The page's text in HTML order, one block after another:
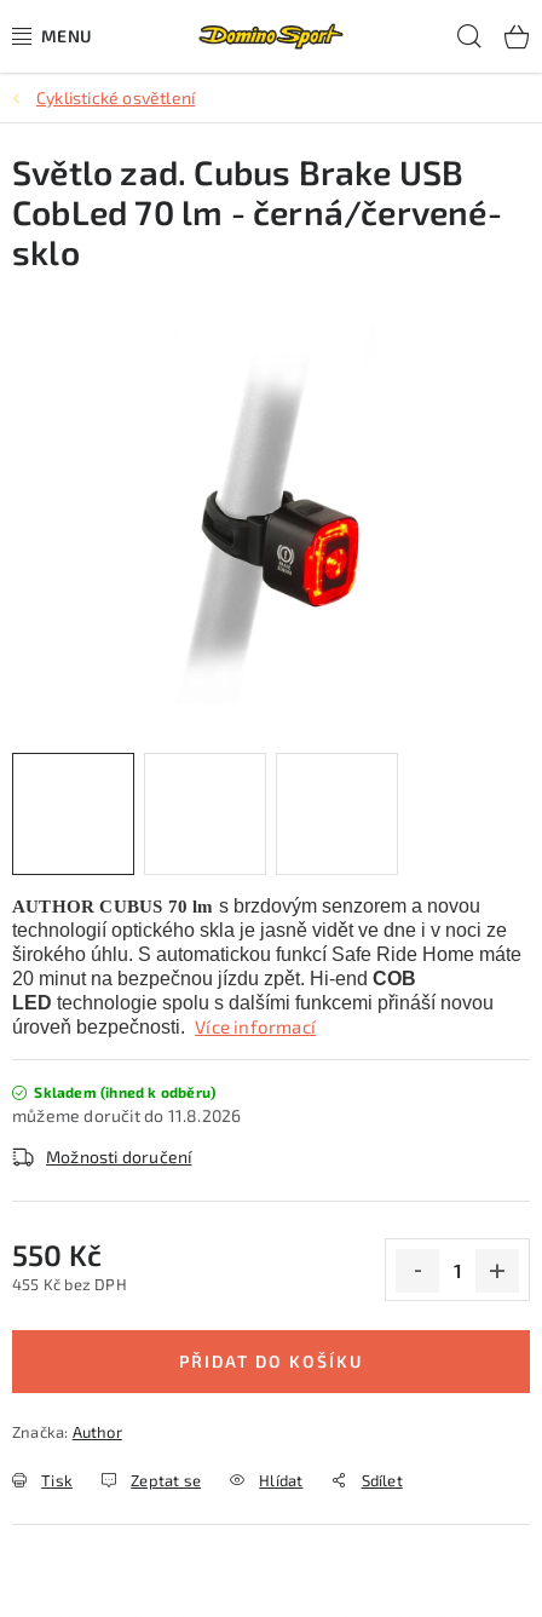
na
CYKLISTIKA
SJEZDOVÉ LYŽOVÁNÍ
SKIALPOVÉ LYŽOVÁNÍ
Cyklistické osvětlení
AUTHOR CUBUS 70 lm s brzdovým senzorem a novou
technologií optického skla je jasně vidět ve dne i v noci ze
širokého úhlu. S automatickou funkcí Safe Ride Home máte
20 minut na bezpečnou jízdu zpět. Hi-end COB
LED technologie spolu s dalšími funkcemi přináší novou
úroveň bezpečnosti. Více informací
Skladem (ihned k odběru)
11.8.2026
Možnosti doručení
550 Kč
455 Kč bez DPH
PŘIDAT DO KOŠÍKU
Značka: Author
Tisk Zeptat se Hlídat Sdílet
Světlo zad. Cubus Brake USB
CobLed 70 lm - černá/červené-
sklo